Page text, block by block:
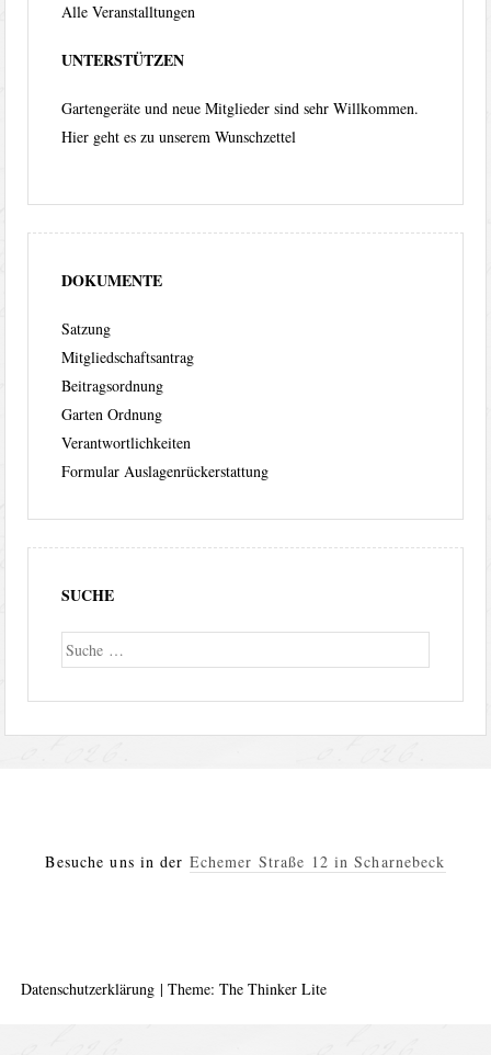
Alle Veranstalltungen
UNTERSTÜTZEN
Gartengeräte und neue Mitglieder sind sehr Willkommen.
Hier geht es zu unseremWunschzettel
DOKUMENTE
Satzung
Mitgliedschaftsantrag
Beitragsordnung
Garten Ordnung
Verantwortlichkeiten
Formular Auslagenrückerstattung
SUCHE
Suche
Besuche uns in der Echemer Straße 12 in Scharnebeck
Datenschutzerklärung | Theme: The Thinker Lite